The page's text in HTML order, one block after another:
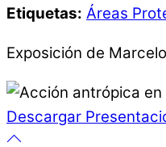
Etiquetas: Áreas
Exposición de
Descargar